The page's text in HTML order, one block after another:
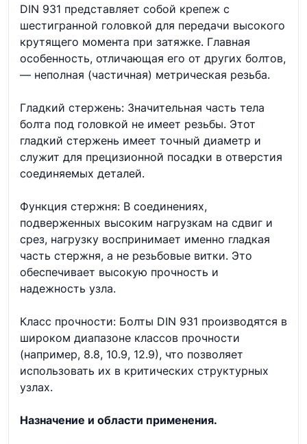
DIN 931 представляет собой крепеж с
шестигранной головкой для передачи высокого
крутящего момента при затяжке. Главная
особенность, отличающая его от других болтов,
— неполная (частичная) метрическая резьба.
Гладкий стержень: Значительная часть тела
болта под головкой не имеет резьбы. Этот
гладкий стержень имеет точный диаметр и
служит для прецизионной посадки в отверстия
соединяемых деталей.
Функция стержня: В соединениях,
подверженных высоким нагрузкам на сдвиг и
срез, нагрузку воспринимает именно гладкая
часть стержня, а не резьбовые витки. Это
обеспечивает высокую прочность и
надежность узла.
Класс прочности: Болты DIN 931 производятся в
широком диапазоне классов прочности
(например, 8.8, 10.9, 12.9), что позволяет
использовать их в критических структурных
узлах.
Назначение и области применения.